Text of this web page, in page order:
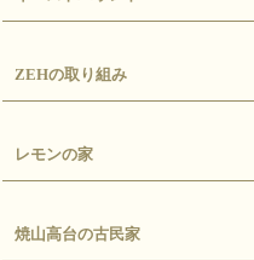
ZEHの取り組み
レモンの家
焼山高台の古民家